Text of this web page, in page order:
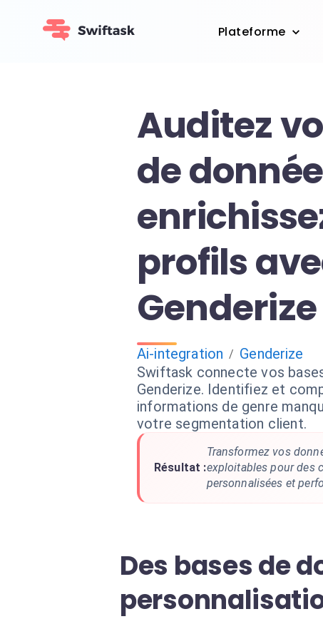
Plateforme
Auditez
de
profils
Genderize
Ai-integration / Genderize
Swiftask connecte vos
Genderize. Identifiez et
informations de genre
votre segmentation client.
Résultat :
Transformez vos
exploitables pour des
personnalisées et
Des bases de